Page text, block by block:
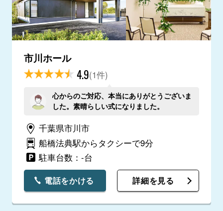
市川ホール
4.9(1件)
心からのご対応、本当にありがとうございま
した。素晴らしい式になりました。
千葉県市川市
船橋法典駅からタクシーで9分
駐車台数：-台
電話をかける 詳細を見る